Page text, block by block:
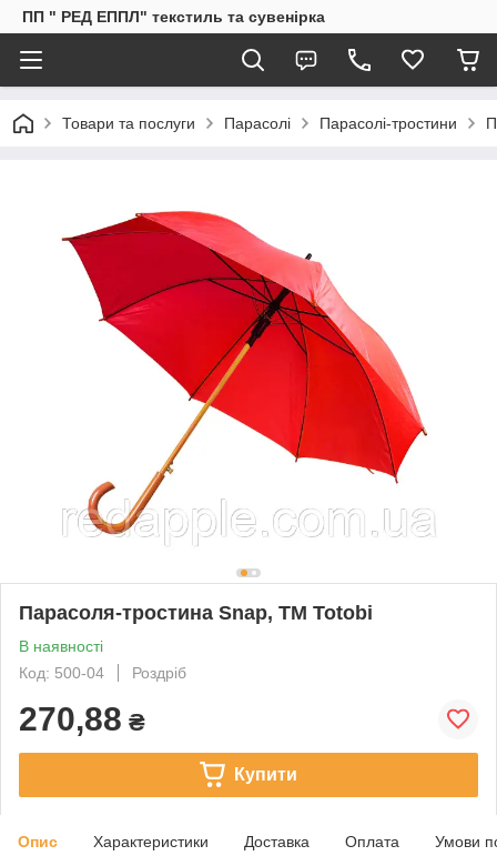
ПП " РЕД ЕППЛ" текстиль та сувенірка
Товари та послуги Парасолі Парасолі-тростини
Парасоля-тростина Snap, ТМ Totobi
В наявності
Код: 500-04
Роздріб
270,88 ₴
Купити
Опис Характеристики Доставка Оплата Умови